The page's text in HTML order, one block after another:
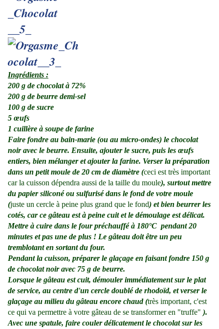
Ingrédients :
200 g de chocolat à 72%
200 g de beurre demi-sel
100 g de sucre
5 œufs
1 cuillère à soupe de farine
Faire fondre au bain-marie (ou au micro-ondes) le chocolat
noir avec le beurre. Ensuite, ajouter le sucre, puis les œufs
entiers, bien mélanger et ajouter la farine. Verser la préparation
dans un petit moule de 20 cm de diamètre (ceci est très important
car la cuisson dépendra aussi de la taille du moule), surtout mettre
du papier siliconé ou sulfurisé dans le fond de votre moule
(juste un cercle à peine plus grand que le fond) et bien beurrer les
cotés, car ce gâteau est à peine cuit et le démoulage est délicat.
Mettre à cuire dans le four préchauffé à 180°C pendant 20
minutes et pas une de plus ! Le gâteau doit être un peu
tremblotant en sortant du four.
Pendant la cuisson, préparer le glaçage en faisant fondre 150 g
de chocolat noir avec 75 g de beurre.
Lorsque le gâteau est cuit, démouler immédiatement sur le plat
de service, au centre d'un cercle doublé de rhodoïd, et verser le
glaçage au milieu du gâteau encore chaud (très important, c'est
ce qui va permettre à votre gâteau de se transformer en "truffe" ).
Avec une spatule, faire couler délicatement le chocolat sur les